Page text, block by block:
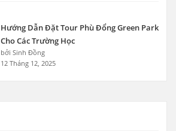
Hướng Dẫn Đặt Tour Phù Đổng Green Park
Cho Các Trường Học
bởi Sinh Đồng
12 Tháng 12, 2025